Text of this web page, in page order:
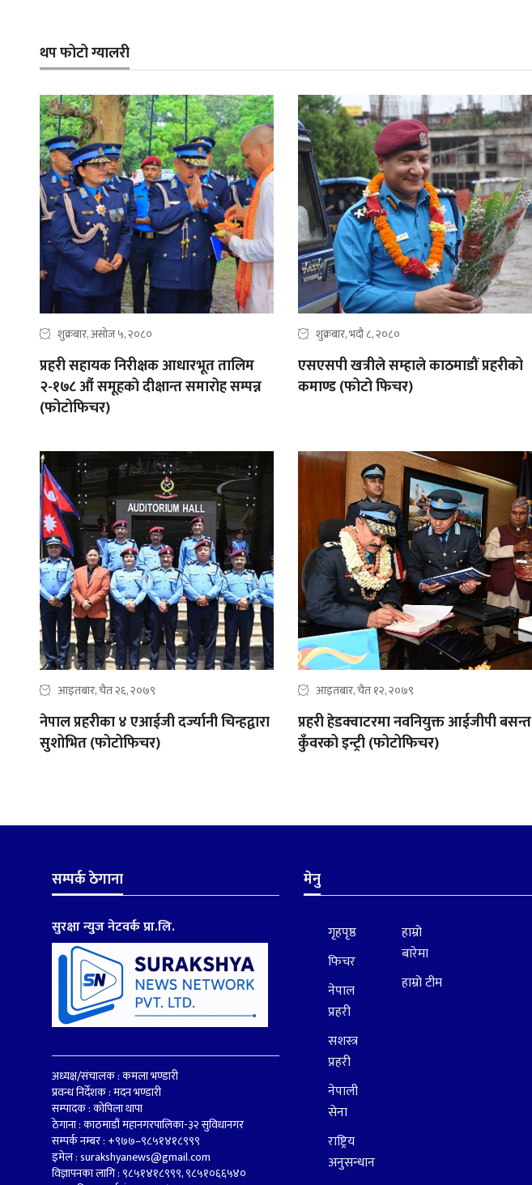
थप फोटो ग्यालरी
शुक्रबार, असोज ५, २०८०
प्रहरी सहायक निरीक्षक आधारभूत तालिम
२-१७८ औं समूहको दीक्षान्त समारोह सम्पन्न
(फोटोफिचर)
शुक्रबार, भदौ ८, २०८०
एसएसपी खत्रीले सम्हाले काठमाडौं प्रहरीको
कमाण्ड (फोटो फिचर)
आइतबार, चैत २६, २०७९
नेपाल प्रहरीका ४ एआईजी दर्ज्यानी चिन्हद्वारा
सुशोभित (फोटोफिचर)
आइतबार, चैत १२, २०७९
प्रहरी हेडक्वाटरमा नवनियुक्त आईजीपी बसन्त
कुँवरको इन्ट्री (फोटोफिचर)
सम्पर्क ठेगाना
सुरक्षा न्युज नेटवर्क प्रा.लि.
अध्यक्ष/संचालक : कमला भण्डारी
प्रवन्ध निर्देशक : मदन भण्डारी
सम्पादक : कोपिला थापा
ठेगाना : काठमाडौं महानगरपालिका-३२ सुविधानगर
सम्पर्क नम्बर : +९७७–९८५१४१८९९९
इमेल :surakshyanews@gmail.com
विज्ञापनका लागि : ९८५१४१८९९९, ९८५१०६६५४०
मेनु
गृहपृष्ठ
फिचर
नेपाल
प्रहरी
सशस्त्र
प्रहरी
नेपाली
सेना
राष्ट्रिय
अनुसन्धान
हाम्रो
बारेमा
हाम्रो टीम